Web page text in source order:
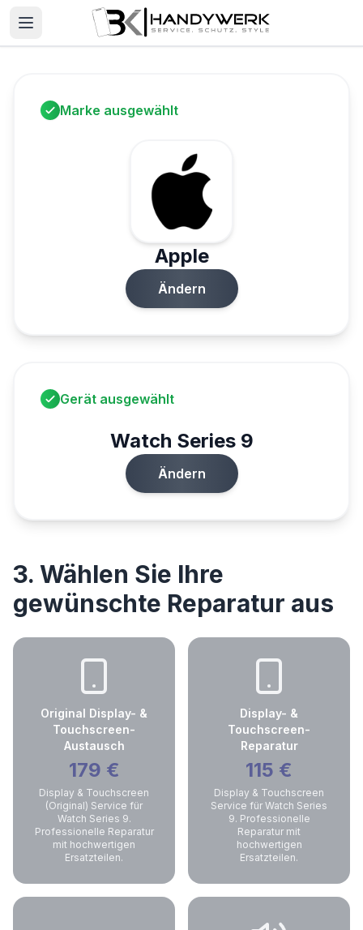
Marke ausgewählt
Apple
Ändern
Gerät ausgewählt
Watch Series 9
Ändern
3. Wählen Sie Ihre
gewünschte Reparatur aus
Original Display- &
Touchscreen-
Austausch
179 €
Display & Touchscreen
(Original) Service für
Watch Series 9.
Professionelle Reparatur
mit hochwertigen
Ersatzteilen.
Display- &
Touchscreen-
Reparatur
115 €
Display & Touchscreen
Service für Watch Series
9. Professionelle
Reparatur mit
hochwertigen
Ersatzteilen.